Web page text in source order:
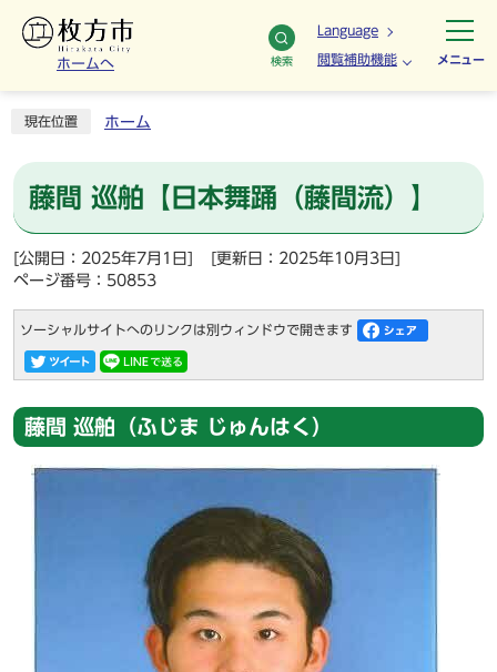
ホームへ 検索
Language
閲覧補助機能 メニュー
現在位置 ホーム
藤間 巡舶【日本舞踊（藤間流）】
[公開日：2025年7月1日]
[更新日：2025年10月3日]
ページ番号：50853
ソーシャルサイトへのリンクは別ウィンドウで開きます
藤間 巡舶（ふじま じゅんはく）